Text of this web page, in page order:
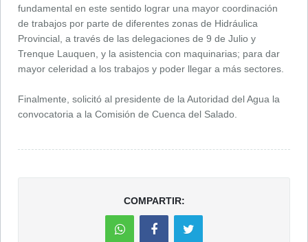
fundamental en este sentido lograr una mayor coordinación
de trabajos por parte de diferentes zonas de Hidráulica
Provincial, a través de las delegaciones de 9 de Julio y
Trenque Lauquen, y la asistencia con maquinarias; para dar
mayor celeridad a los trabajos y poder llegar a más sectores.
Finalmente, solicitó al presidente de la Autoridad del Agua la
convocatoria a la Comisión de Cuenca del Salado.
COMPARTIR: